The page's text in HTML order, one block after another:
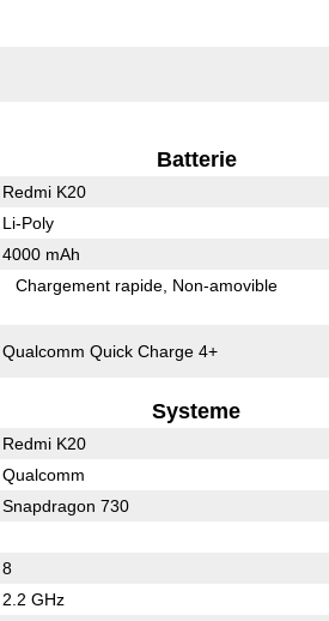
Batterie
Redmi K20
Li-Poly
4000 mAh
Chargement rapide Non-amovible
Qualcomm Quick Charge 4+
Systeme
Redmi K20
Qualcomm
Snapdragon 730
8
2.2 GHz